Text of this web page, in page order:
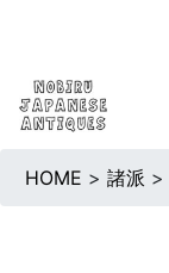
HOME > 諸派 >